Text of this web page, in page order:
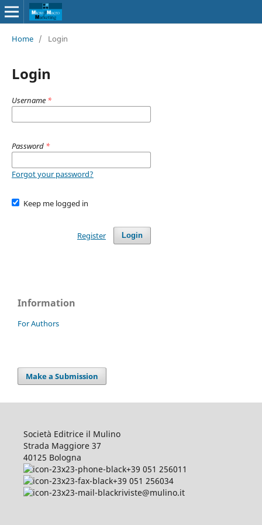
Home / Login
Login
Username *
Password *
Forgot your password?
Keep me logged in
Login
Register
Information
For Authors
Make a Submission
Società Editrice il Mulino
Strada Maggiore 37
40125 Bologna
+39 051 256011
+39 051 256034
riviste@mulino.it